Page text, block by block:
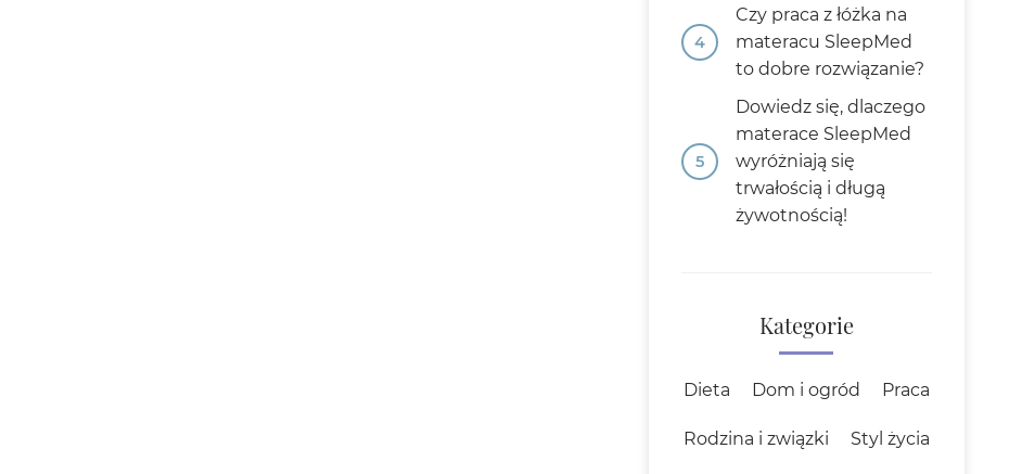
Czy praca z łóżka na
materacu SleepMed
to dobre rozwiązanie?
Dowiedz się, dlaczego
materace SleepMed
wyróżniają się
trwałością i długą
żywotnością!
Kategorie
Dieta Dom i ogród Praca
Rodzina i związki Styl życia